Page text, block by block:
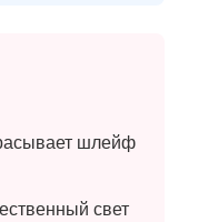
шлейф
свет